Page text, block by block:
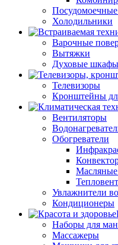
Холодильники
Варочные
Вытяжки
Духовые шкафы
Телевизоры
Кронштейны
Вентиляторы
Обогреватели
Масляные
Увлажнители
Кондиционеры
Наборы для
Массажеры